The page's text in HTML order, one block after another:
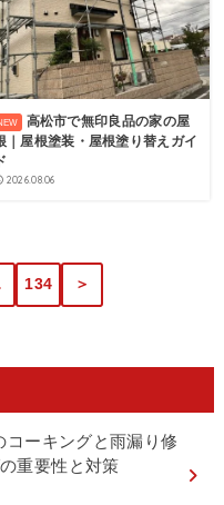
高松市で無印良品の家の屋
｜屋根塗装・屋根塗り替えガイ
ド
2026.08.06
134 ＞
コーキングと雨漏り修
重要性と対策